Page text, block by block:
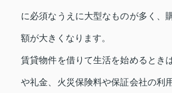
に必須なうえに大型なものが多く、
額が大きくなります。
賃貸物件を借りて生活を始めるとき
や礼金、火災保険料や保証会社の利